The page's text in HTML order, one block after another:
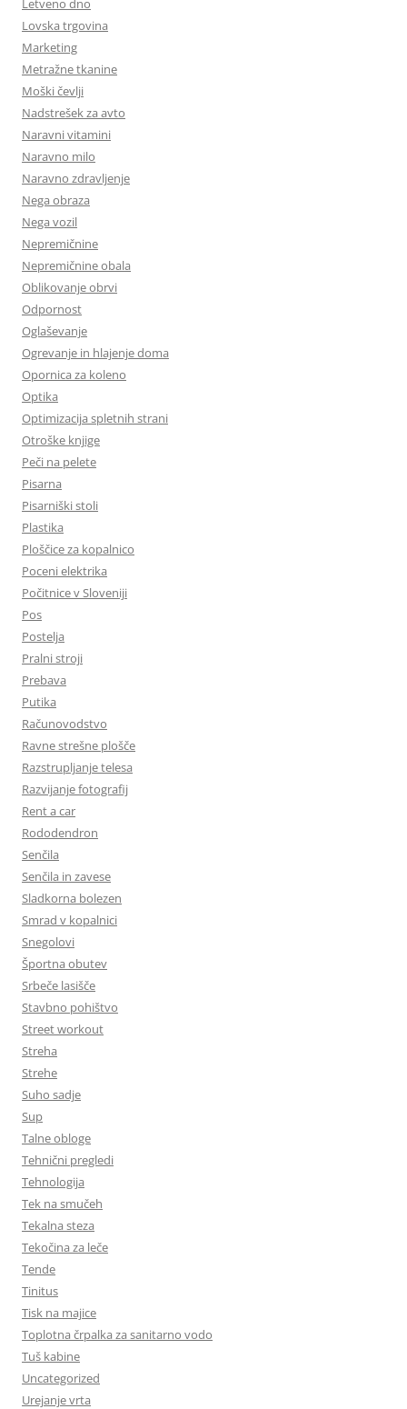
Lovska trgovina
Marketing
Metražne tkanine
Moški čevlji
Nadstrešek za avto
Naravni vitamini
Naravno milo
Naravno zdravljenje
Nega obraza
Nega vozil
Nepremičnine
Nepremičnine obala
Oblikovanje obrvi
Odpornost
Oglaševanje
Ogrevanje in hlajenje doma
Opornica za koleno
Optika
Optimizacija spletnih strani
Otroške knjige
Peči na pelete
Pisarna
Pisarniški stoli
Plastika
Ploščice za kopalnico
Poceni elektrika
Počitnice v Sloveniji
Pos
Postelja
Pralni stroji
Prebava
Putika
Računovodstvo
Ravne strešne plošče
Razstrupljanje telesa
Razvijanje fotografij
Rent a car
Rododendron
Senčila
Senčila in zavese
Sladkorna bolezen
Smrad v kopalnici
Snegolovi
Športna obutev
Srbeče lasišče
Stavbno pohištvo
Street workout
Streha
Strehe
Suho sadje
Sup
Talne obloge
Tehnični pregledi
Tehnologija
Tek na smučeh
Tekalna steza
Tekočina za leče
Tende
Tinitus
Tisk na majice
Toplotna črpalka za sanitarno vodo
Tuš kabine
Uncategorized
Urejanje vrta